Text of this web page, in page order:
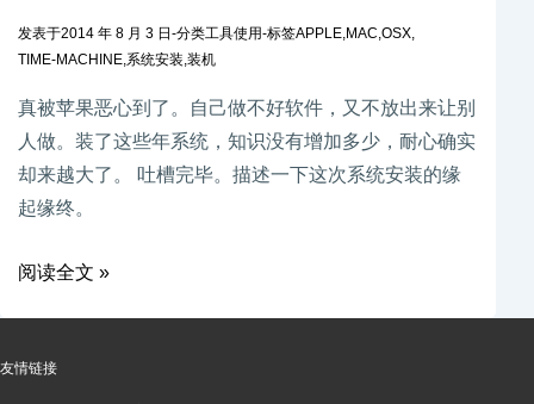
发表于2014 年 8 月 3 日 -分类工具使用-标签APPLE,MAC,OSX,
TIME-MACHINE,系统安装,装机
真被苹果恶心到了。自己做不好软件，又不放出来让别
人做。装了这些年系统，知识没有增加多少，耐心确实
却来越大了。 吐槽完毕。描述一下这次系统安装的缘
起缘终。
阅读全文 »
友情链接